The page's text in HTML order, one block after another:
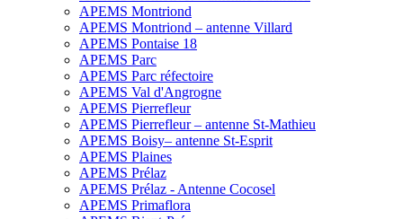
APEMS Montriond
APEMS Montriond – antenne Villard
APEMS Pontaise 18
APEMS Parc
APEMS Parc réfectoire
APEMS Val d'Angrogne
APEMS Pierrefleur
APEMS Pierrefleur – antenne St-Mathieu
APEMS Boisy– antenne St-Esprit
APEMS Plaines
APEMS Prélaz
APEMS Prélaz - Antenne Cocosel
APEMS Primaflora